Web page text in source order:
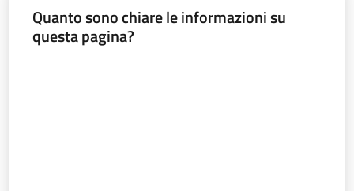
Import-
Quanto sono chiare le informazioni su
questa pagina?